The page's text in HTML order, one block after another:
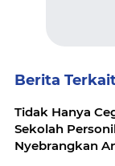
Berita
Tidak Hanya
Sekolah
Nyebrangkan